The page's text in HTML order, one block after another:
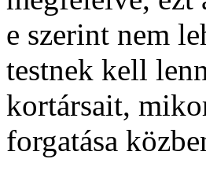
e szerint nem
testnek kell
kortársait,
forgatása